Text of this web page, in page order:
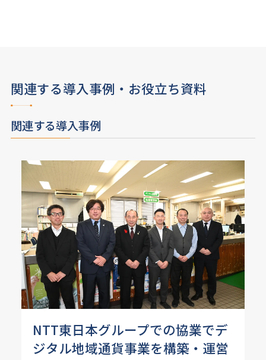
関連する導入事例・お役立ち資料
関連する導入事例
NTT東日本グループでの協業でデ
ジタル地域通貨事業を構築・運営